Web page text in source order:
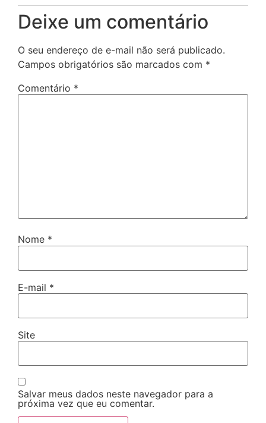
Deixe um comentário
O seu endereço de e-mail não será publicado.
Campos obrigatórios são marcados com *
Comentário *
Nome *
E-mail *
Site
Salvar meus dados neste navegador para a
próxima vez que eu comentar.